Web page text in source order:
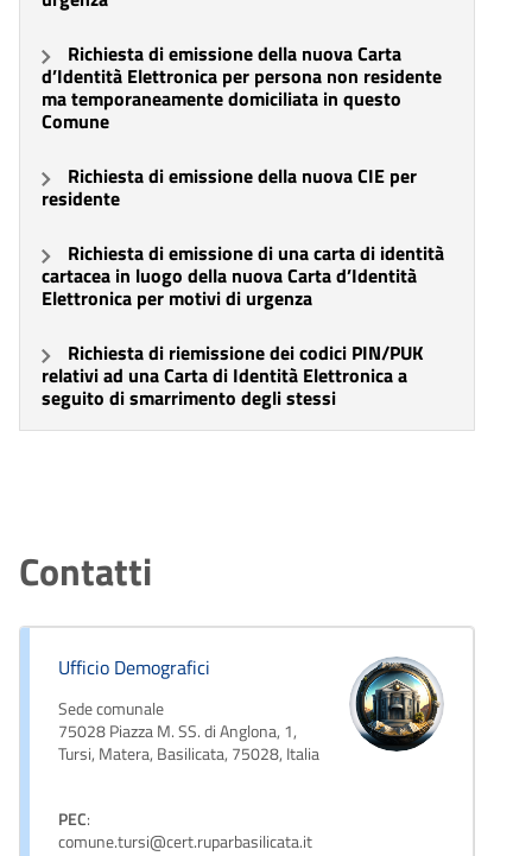
Richiesta di emissione della nuova Carta
d’Identità Elettronica per persona non residente
ma temporaneamente domiciliata in questo
Comune
Richiesta di emissione della nuova CIE per
residente
Richiesta di emissione di una carta di identità
cartacea in luogo della nuova Carta d’Identità
Elettronica per motivi di urgenza
Richiesta di riemissione dei codici PIN/PUK
relativi ad una Carta di Identità Elettronica a
seguito di smarrimento degli stessi
Contatti
Ufficio Demografici
Sede comunale
75028 Piazza M. SS. di Anglona, 1,
Tursi, Matera, Basilicata, 75028, Italia
PEC:
comune.tursi@cert.ruparbasilicata.it